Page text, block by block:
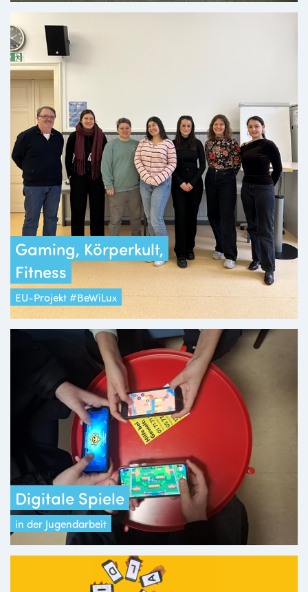
Gaming, Körperkult,
Fitness
EU-Projekt #BeWiLux
Digitale Spiele
in der Jugendarbeit